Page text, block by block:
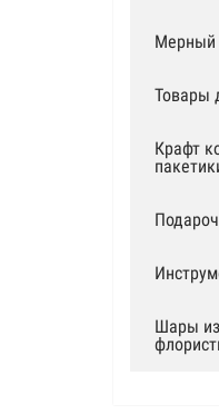
Мерный
Товары
Крафт
Шары